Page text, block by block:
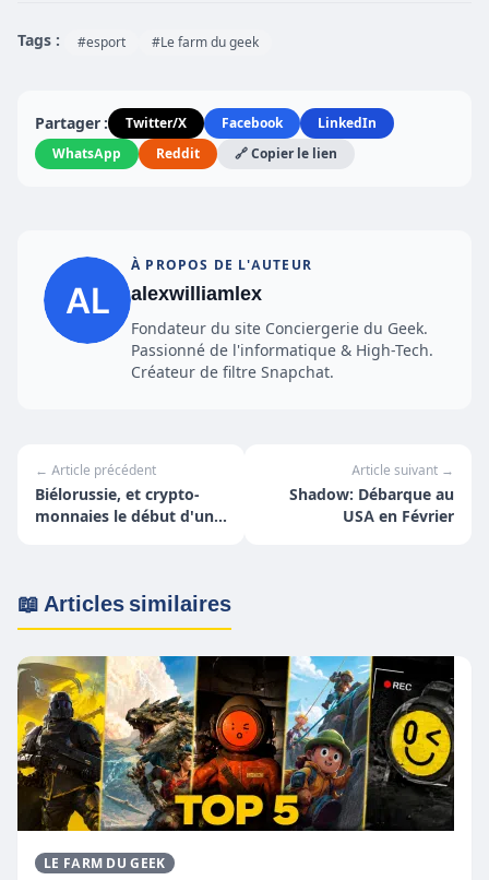
Tags : #esport #Le farm du geek
Partager : Twitter/X Facebook
LinkedIn
WhatsApp
Reddit 🔗 Copier le lien
À PROPOS DE L'AUTEUR
alexwilliamlex
Fondateur du site Conciergerie du Geek.
Passionné de l'informatique & High-Tech.
Créateur de filtre Snapchat.
← Article précédent
Biélorussie, et crypto-
monnaies le début d'une
Article suivant →
Shadow: Débarque au
USA en Février
📖 Articles similaires
LE FARM DU GEEK